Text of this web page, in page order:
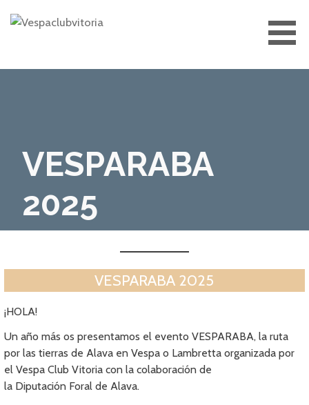
VESPARABA
2025
VESPARABA 2025
¡HOLA!
Un año más os presentamos el evento VESPARABA, la ruta
por las tierras de Alava en Vespa o Lambretta organizada por
el Vespa Club Vitoria con la colaboración de
la Diputación Foral de Alava.